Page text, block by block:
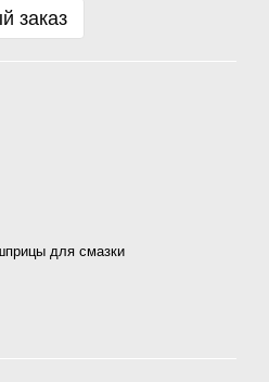
заказ
для смазки